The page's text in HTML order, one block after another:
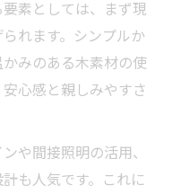
素としては、まず現
れます。シンプルか
みのある木素材の使
心感と親しみやすさ
や間接照明の活用、
も人気です。これに